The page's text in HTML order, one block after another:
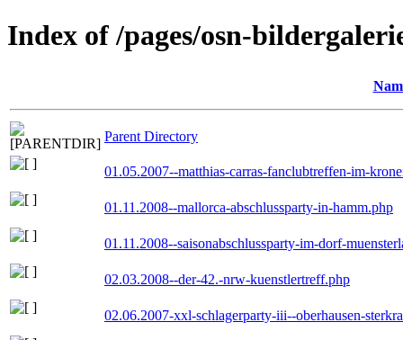
Index of /pages/osn-
Parent Directory
01.05.2007--matthias-carras-fanclubtreffen-im-
01.11.2008--mallorca-abschlussparty-in-hamm.php
01.11.2008--saisonabschlussparty-im-dorf-
02.03.2008--der-42.-nrw-kuenstlertreff.php
02.06.2007-xxl-schlagerparty-iii--oberhausen-